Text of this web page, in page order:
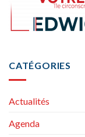
CATÉGORIES
Actualités
Agenda